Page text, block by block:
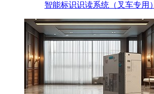
智能标识识读系统（叉车专用）